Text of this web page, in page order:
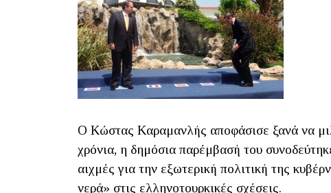
Ο Κώστας Καραμανλής αποφάσισε ξανά να
χρόνια, η δημόσια παρέμβασή του
αιχμές για την εξωτερική πολιτική της
νερά» στις ελληνοτουρκικές σχέσεις.